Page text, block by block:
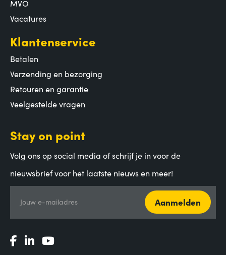
MVO
Vacatures
Klantenservice
Betalen
Verzending en bezorging
Retouren en garantie
Veelgestelde vragen
Stay on point
Volg ons op social media of schrijf je in voor de
nieuwsbrief voor het laatste nieuws en meer!
Jouw e-mailadres Aanmelden